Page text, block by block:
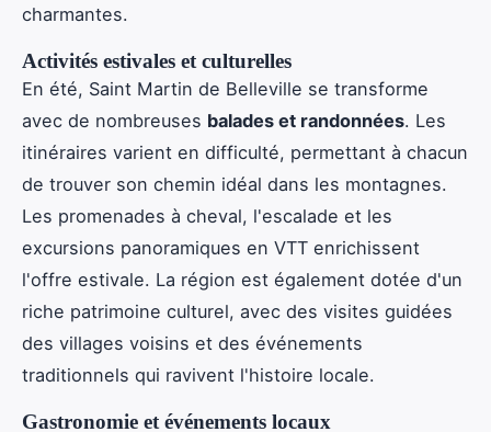
charmantes.
Activités estivales et culturelles
En été, Saint Martin de Belleville se transforme
avec de nombreuses balades et randonnées. Les
itinéraires varient en difficulté, permettant à chacun
de trouver son chemin idéal dans les montagnes.
Les promenades à cheval, l'escalade et les
excursions panoramiques en VTT enrichissent
l'offre estivale. La région est également dotée d'un
riche patrimoine culturel, avec des visites guidées
des villages voisins et des événements
traditionnels qui ravivent l'histoire locale.
Gastronomie et événements locaux